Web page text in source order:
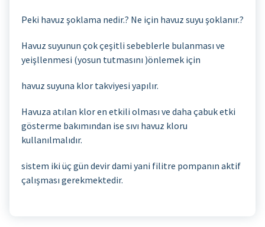
Peki havuz şoklama nedir.? Ne için havuz suyu şoklanır.?
Havuz suyunun çok çeşitli sebeblerle bulanması ve
yeişllenmesi (yosun tutmasını )önlemek için
havuz suyuna klor takviyesi yapılır.
Havuza atılan klor en etkili olması ve daha çabuk etki
gösterme bakımından ise sıvı havuz kloru
kullanılmalıdır.
sistem iki üç gün devir dami yani filitre pompanın aktif
çalışması gerekmektedir.